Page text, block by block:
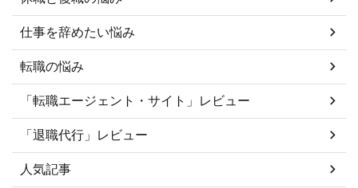
仕事を辞めたい悩み
転職の悩み
「転職エージェント・サイト」レビュー
「退職代行」レビュー
人気記事